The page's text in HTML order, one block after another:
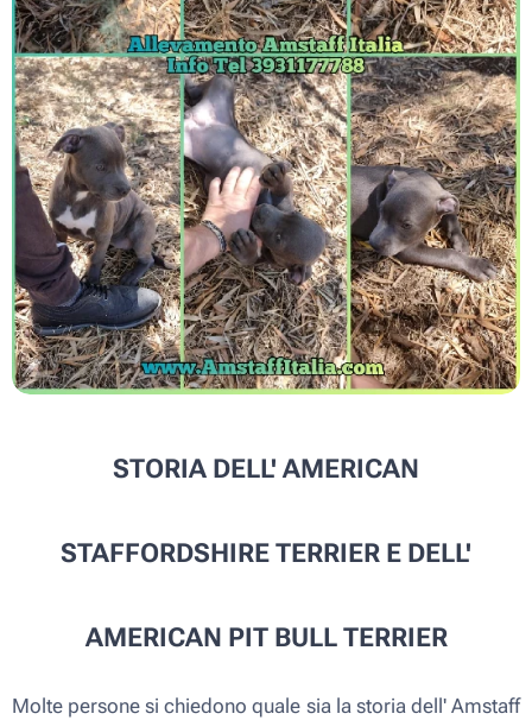
STORIA DELL' AMERICAN
STAFFORDSHIRE TERRIER E DELL'
AMERICAN PIT BULL TERRIER
Molte persone si chiedono quale sia la storia dell' Amstaff